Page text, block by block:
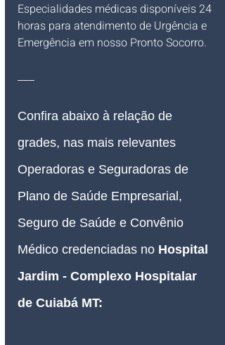
Especialidades médicas disponíveis 24
horas para atendimento de Urgência e
Emergência em nosso Pronto Socorro.
___
Confira abaixo à relação de
grades, nas mais relevantes
Operadoras e Seguradoras de
Plano de Saúde Empresarial,
Seguro de Saúde e Convênio
Médico credenciadas no Hospital
Jardim - Complexo Hospitalar
de Cuiabá MT: